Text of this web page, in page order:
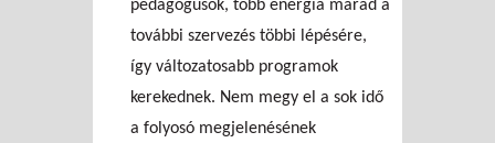
pedagógusok, több energia marad a
további szervezés többi lépésére,
így változatosabb programok
kerekednek. Nem megy el a sok idő
a folyosó megjelenésének